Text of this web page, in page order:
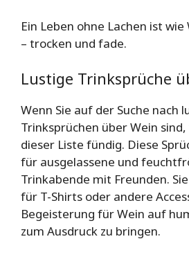
Ein Leben ohne Lachen ist
– trocken und fade.
Lustige Trinksprüche
Wenn Sie auf der Suche nach
Trinksprüchen über Wein
dieser Liste fündig. Diese
für ausgelassene und
Trinkabende mit Freunden.
für T-Shirts oder andere
Begeisterung für Wein auf
zum Ausdruck zu bringen.